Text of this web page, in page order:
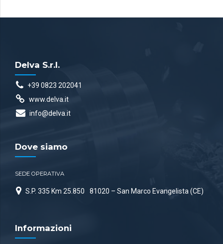
Delva S.r.l.
+39 0823 202041
www.delva.it
info@delva.it
Dove siamo
SEDE OPERATIVA
S.P. 335 Km 25.850 81020 – San Marco Evangelista (CE)
Informazioni